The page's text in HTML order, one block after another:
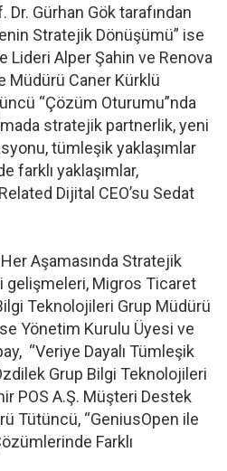
Dr. Gürhan Gök tarafından
Stratejik Dönüşümü” ise
Lideri Alper Şahin ve Renova
Müdürü Caner Kürklü
“Çözüm Oturumu”nda
stratejik partnerlik, yeni
tümleşik yaklaşımlar
farklı yaklaşımlar,
Dijital CEO’su Sedat
Aşamasında Stratejik
gelişmeleri, Migros Ticaret
Teknolojileri Grup Müdürü
Yönetim Kurulu Üyesi ve
“Veriye Dayalı Tümleşik
Grup Bilgi Teknolojileri
POS A.Ş. Müşteri Destek
Tütüncü, “GeniusOpen ile
Farklı